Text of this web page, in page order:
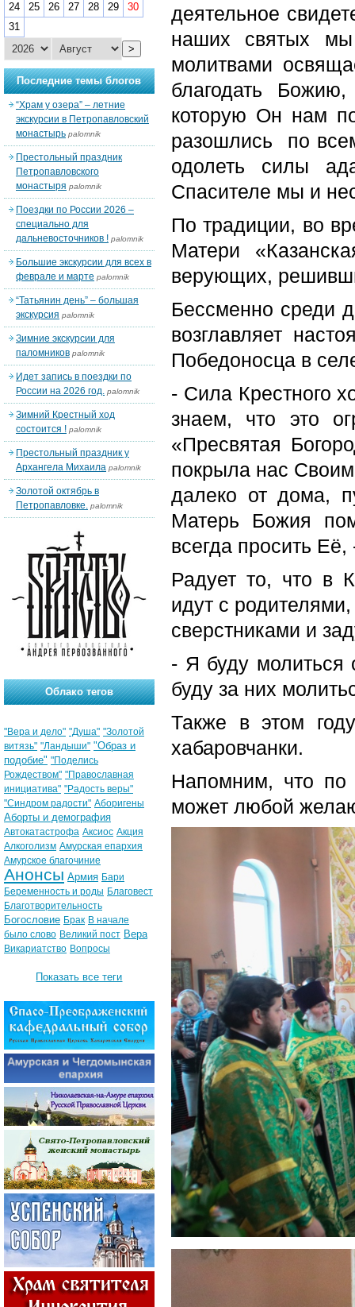
деятельное
наших святых
молитвами
благодать
которую Он нам
разошлись по
одолеть силы
Спасителе мы и
По традиции, во
Матери
верующих,
Бессменно среди
возглавляет
Победоносца в
- Сила Крестного
знаем, что это
«Пресвятая
покрыла нас
далеко от дома,
Матерь Божия
всегда просить
Радует то, что в
идут с
сверстниками и
- Я буду молиться
буду за них
Также в этом
хабаровчанки.
Напомним, что по
может любой
24
25 26 27 28 29
30
31
>
Последние темы блогов
“Храм у озера” – летние
экскурсии в Петропавловский
монастырь palomnik
Престольный праздник
Петропавловского
монастыря palomnik
Поездки по России 2026 –
специально для
дальневосточников ! palomnik
Большие экскурсии для всех в
феврале и марте palomnik
“Татьянин день” – большая
экскурсия palomnik
Зимние экскурсии для
паломников palomnik
Идет запись в поездки по
России на 2026 год. palomnik
Зимний Крестный ход
состоится ! palomnik
Престольный праздник у
Архангела Михаила palomnik
Золотой октябрь в
Петропавловке. palomnik
Облако тегов
"Вера и дело" "Душа" "Золотой
витязь" "Ландыши" "Образ и
подобие" "Поделись
Рождеством" "Православная
инициатива" "Радость веры"
"Синдром радости" Аборигены
Аборты и демография
Автокатастрофа Аксиос Акция
Алкоголизм Амурская епархия
Амурское благочиние
Анонсы Армия Бари
Беременность и роды Благовест
Благотворительность
Богословие Брак В начале
было слово Великий пост Вера
Викариатство Вопросы
Показать все теги